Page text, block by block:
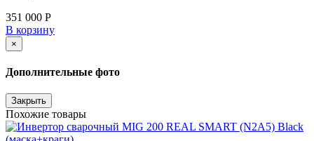
351 000 Р
В корзину
×
Дополнительные фото
Закрыть
Похожие товары